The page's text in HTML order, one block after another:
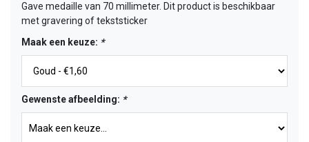
Gave medaille van 70 millimeter. Dit product is beschikbaar
met gravering of tekststicker
Maak een keuze: *
Gewenste afbeelding: *